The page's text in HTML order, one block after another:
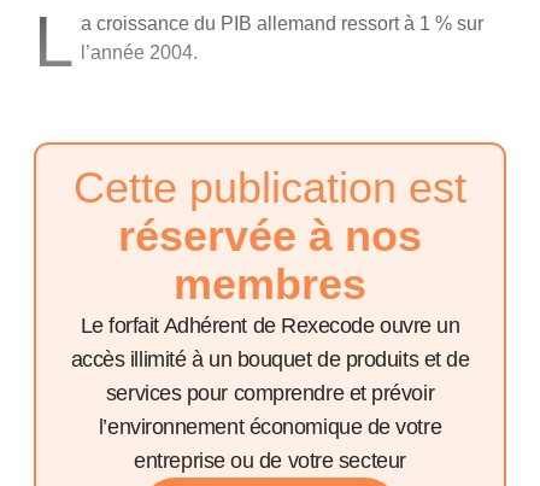
L a croissance du PIB allemand ressort à 1 % sur
l’année 2004.
Cette publication est
réservée à nos
membres
Le forfait Adhérent de Rexecode ouvre un
accès illimité à un bouquet de produits et de
services pour comprendre et prévoir
l’environnement économique de votre
entreprise ou de votre secteur